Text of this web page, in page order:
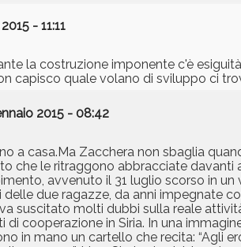
- 11:11
la costruzione imponente c'è
capisco quale volano di sviluppo ci
2015 - 08:42
a casa.Ma Zacchera non sbaglia
che le ritraggono abbracciate davanti
avvenuto il 31 luglio scorso in
due ragazze, da anni impegnate
suscitato molti dubbi sulla reale
cooperazione in Siria. In una
in mano un cartello che recita: “Agli